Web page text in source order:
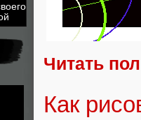
Читать
Как